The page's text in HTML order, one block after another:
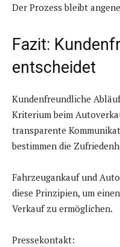
Der Prozess bleibt
Fazit:
entscheidet
Kundenfreundliche
Kriterium beim
transparente
bestimmen die
Fahrzeugankauf und
diese Prinzipien, um
Verkauf zu ermöglichen.
Pressekontakt: